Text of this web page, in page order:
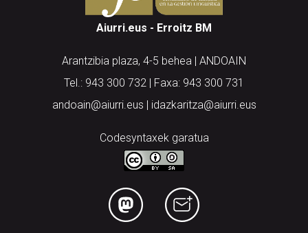
Aiurri.eus - Erroitz BM
Arantzibia plaza, 4-5 behea | ANDOAIN
Tel.: 943 300 732 | Faxa: 943 300 731
andoain@aiurri.eus | idazkaritza@aiurri.eus
Codesyntaxek garatua